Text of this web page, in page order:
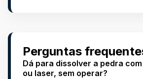
Perguntas
Dá para dissolver a pedra
ou laser, sem operar?